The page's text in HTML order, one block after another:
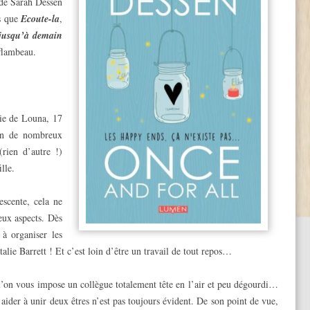
queEcoute-la,
demain
de Louna, 17
de nombreux
d’autre !)
cela ne
aspects. Dès
organiser les
Barrett ! Et c’est loin d’être un travail de tout repos…
vous impose un collègue totalement tête en l’air et peu dégourdi…
à unir deux êtres n’est pas toujours évident. De son point de vue,